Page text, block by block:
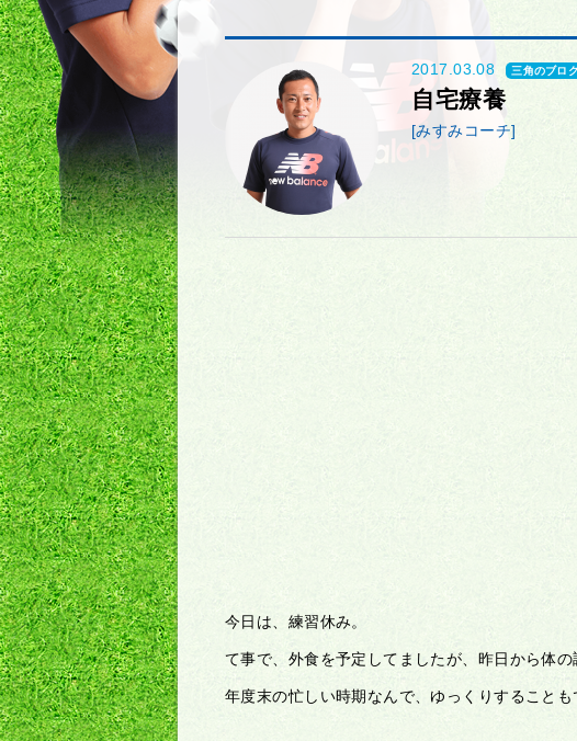
2017.03.08 三角のブロ
自宅療養
[みすみコーチ]
今日は、練習休み。
て事で、外食を予定してましたが、昨日から体の
年度末の忙しい時期なんで、ゆっくりすることも